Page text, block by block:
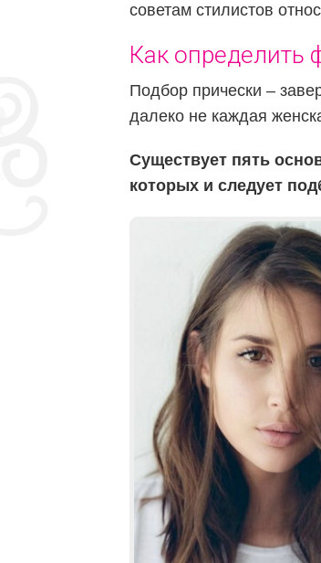
советам стилистов
Как определить
Подбор прически –
далеко не каждая
Существует пять
которых и следует